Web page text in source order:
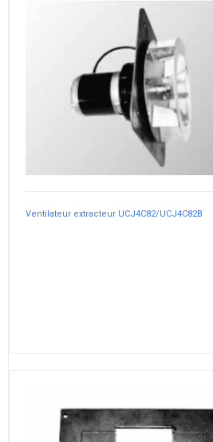
Ventilateur extracteur UCJ4C82/UCJ4C82B